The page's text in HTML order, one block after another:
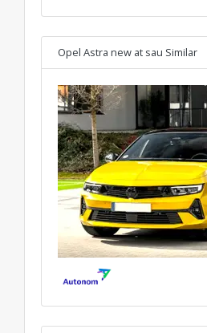
Opel Astra new at sau Similar